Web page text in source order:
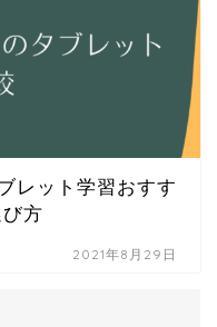
レット学習おすす
方
2021年8月29日